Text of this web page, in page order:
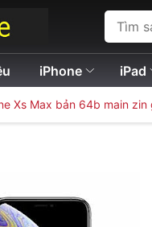
iPhone iPad
Xs Max bản 64b main